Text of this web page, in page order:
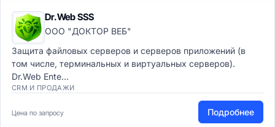
Dr.Web SSS
ООО "ДОКТОР ВЕБ"
Защита файловых серверов и серверов приложений (в
том числе, терминальных и виртуальных серверов).
Dr.Web Ente...
CRM И ПРОДАЖИ
Цена по запросу Подробнее